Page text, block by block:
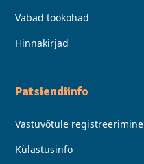
Vabad töökohad
Hinnakirjad
Patsiendiinfo
Vastuvõtule registreerimine
Külastusinfo